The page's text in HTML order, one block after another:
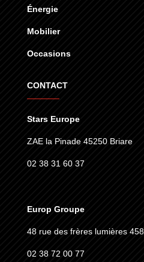
Énergie
Mobilier
Occasions
CONTACT
Stars Europe
ZAE la Pinade 45250 Briare
02 38 31 60 37
Europ Groupe
48 rue des frères lumières
02 38 72 00 77